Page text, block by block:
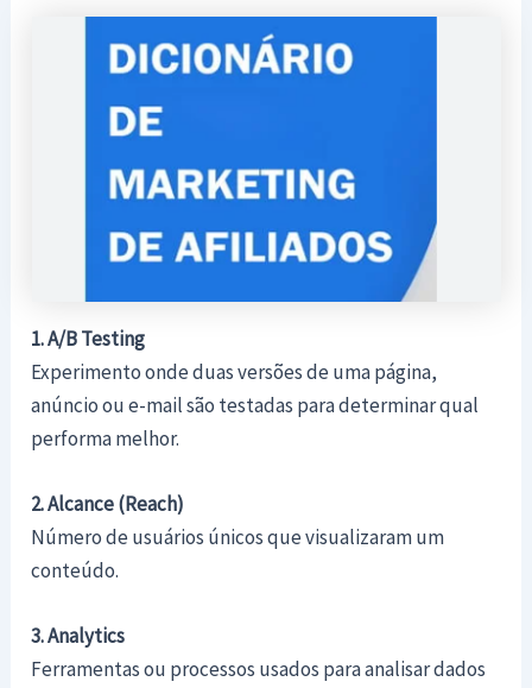
1. A/B Testing
Experimento onde duas versões de uma página,
anúncio ou e-mail são testadas para determinar qual
performa melhor.
2. Alcance (Reach)
Número de usuários únicos que visualizaram um
conteúdo.
3. Analytics
Ferramentas ou processos usados para analisar dados